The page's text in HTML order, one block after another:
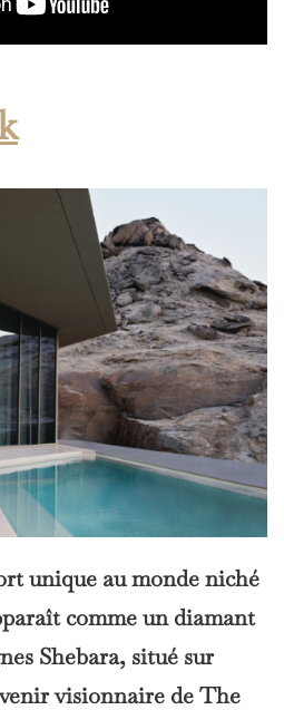
unique au monde niché
comme un diamant
Shebara, situé sur
visionnaire de The